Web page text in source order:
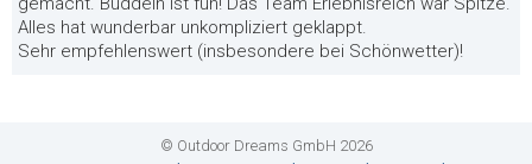
Alles hat wunderbar unkompliziert geklappt.
Sehr empfehlenswert (insbesondere bei Schönwetter)!
© Outdoor Dreams GmbH 2026